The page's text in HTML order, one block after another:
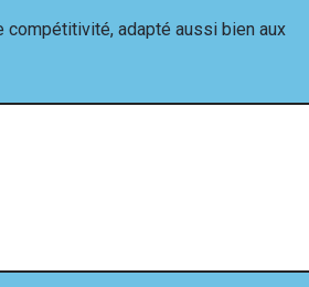
compétitivité, adapté aussi bien aux